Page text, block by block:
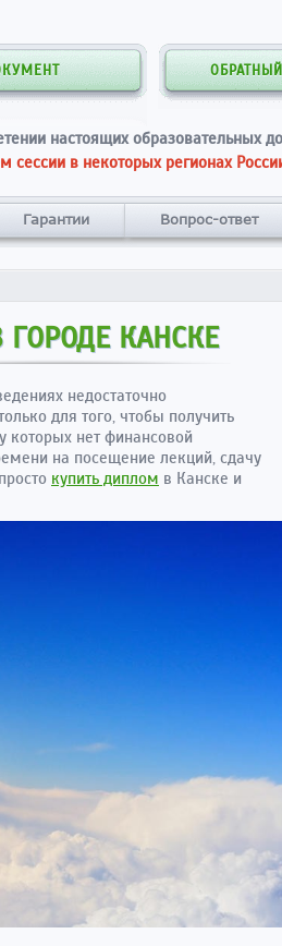
настоящих образовательных
сессии в некоторых регионах
Гарантии Вопрос-ответ
КАНСКЕ
недостаточно
для того, чтобы получить
которых нет финансовой
на посещение лекций, сдачу
купить диплом в Канске и